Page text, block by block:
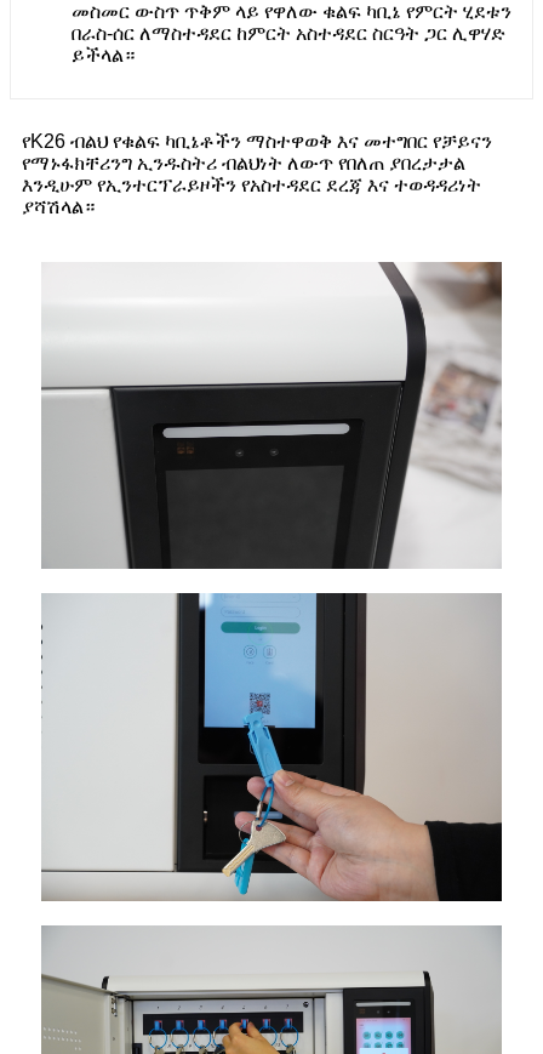
መስመር ውስጥ ጥቅም ላይ የዋለው ቁልፍ ካቢኔ የምርት ሂደቱን
በራስ-ሰር ለማስተዳደር ከምርት አስተዳደር ስርዓት ጋር ሊዋሃድ
ይችላል።
የK26 ብልህ የቁልፍ ካቢኔቶችን ማስተዋወቅ እና መተግበር የቻይናን
የማኑፋክቸሪንግ ኢንዱስትሪ ብልህነት ለውጥ የበለጠ ያበረታታል
እንዲሁም የኢንተርፕራይዞችን የአስተዳደር ደረጃ እና ተወዳዳሪነት
ያሻሽላል።